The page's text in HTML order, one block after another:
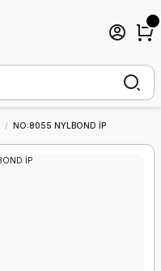
NO:8055 NYLBOND İP